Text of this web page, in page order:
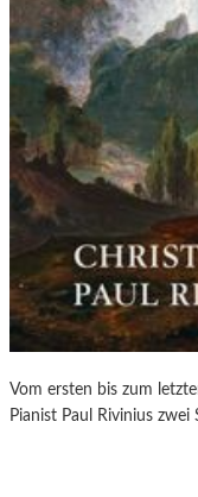
Vom ersten bis zum
Pianist Paul Rivinius